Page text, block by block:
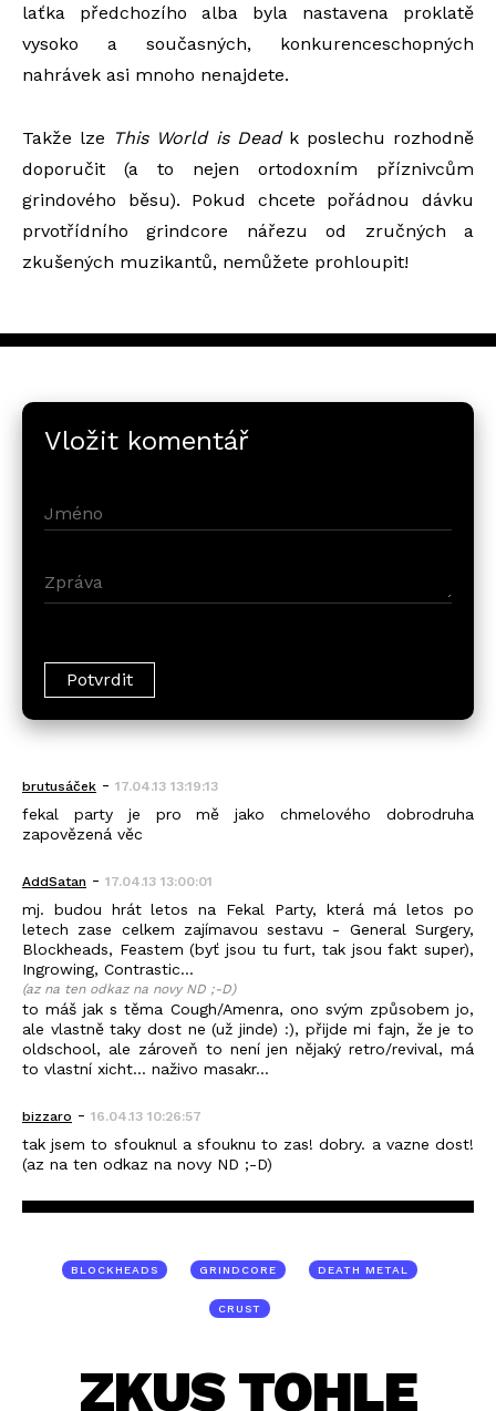
laťka předchozího alba byla nastavena proklatě
vysoko a současných, konkurenceschopných
nahrávek asi mnoho nenajdete.
Takže lze This World is Deadk poslechu rozhodně
doporučit (a to nejen ortodoxním příznivcům
grindového běsu). Pokud chcete pořádnou dávku
prvotřídního grindcore nářezu od zručných a
zkušených muzikantů, nemůžete prohloupit!
Vložit komentář
brutusáček - 17.04.13 13:19:13
fekal party je pro mě jako chmelového dobrodruha
zapovězená věc
AddSatan - 17.04.13 13:00:01
mj. budou hrát letos na Fekal Party, která má letos po
letech zase celkem zajímavou sestavu - General Surgery,
Blockheads, Feastem (byť jsou tu furt, tak jsou fakt super),
Ingrowing, Contrastic...
(az na ten odkaz na novy ND ;-D)
to máš jak s těma Cough/Amenra, ono svým způsobem jo,
ale vlastně taky dost ne (už jinde) :), přijde mi fajn, že je to
oldschool, ale zároveň to není jen nějaký retro/revival, má
to vlastní xicht... naživo masakr...
bizzaro - 16.04.13 10:26:57
tak jsem to sfouknul a sfouknu to zas! dobry. a vazne dost!
(az na ten odkaz na novy ND ;-D)
BLOCKHEADS GRINDCORE DEATH METAL
CRUST
ZKUS TOHLE